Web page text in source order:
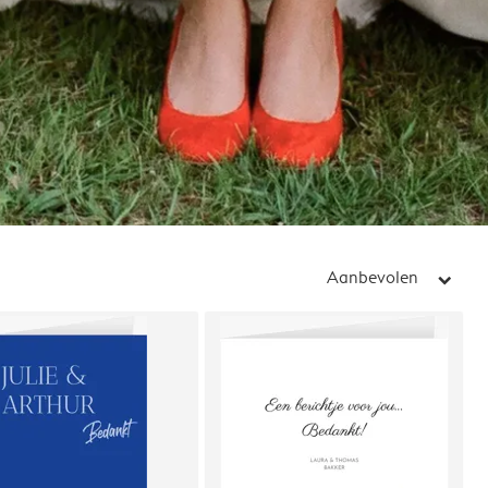
Aanbevolen arrow_right